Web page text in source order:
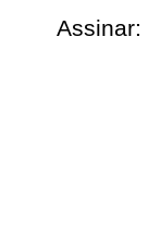
Assinar: